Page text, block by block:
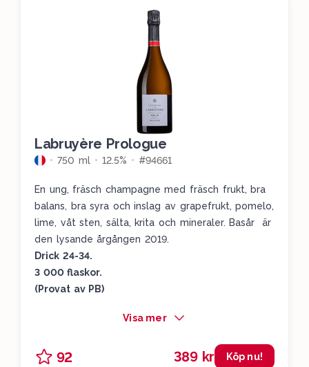
Labruyère Prologue
750 ml 12.5% #94661
En ung, fräsch champagne med fräsch frukt, bra
balans, bra syra och inslag av grapefrukt, pomelo,
lime, våt sten, sälta, krita och mineraler. Basår är
den lysande årgången 2019.
Drick 24-34.
3 000 flaskor.
(Provat av PB)
Visa mer
92 389 kr Köp nu!